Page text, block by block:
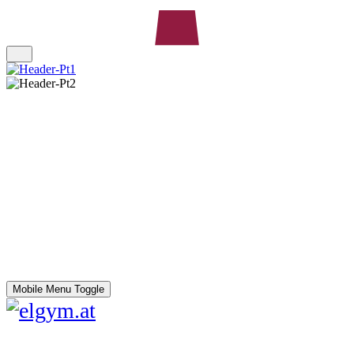
Mobile Menu Toggle